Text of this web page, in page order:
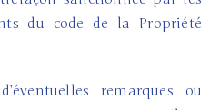
du code de la Propriété
remarques ou